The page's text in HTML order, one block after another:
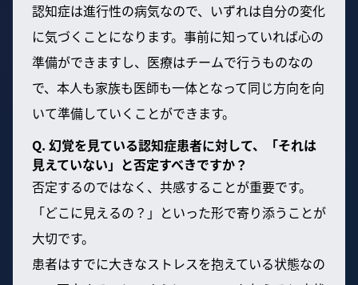
認知症は進行性の病気なので、いずれは自分の変化
に気づくことになります。事前に知っていれば心の
準備ができますし、医療はチームで行うものなの
で、本人も家族も医師も一体となって同じ方向を向
いて準備していくことができます。
Q. 幻覚を見ている認知症患者に対して、「それは
見えていない」と否定すべきですか？
否定するのではなく、共感することが重要です。
「どこに見えるの？」といった形で寄り添うことが
大切です。
患者はすでに大きなストレスを抱えている状態なの